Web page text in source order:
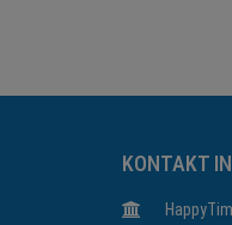
KONTAKT